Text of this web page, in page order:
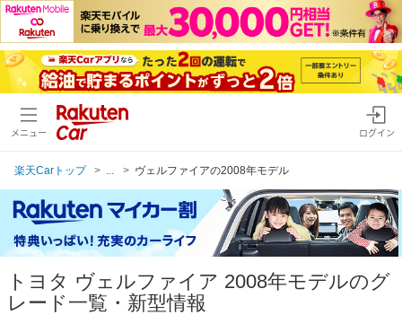
メニュー ログイン
楽天Carトップ ヴェルファイアの2008年モデル
トヨタ ヴェルファイア 2008年モデルのグ
レード一覧・新型情報